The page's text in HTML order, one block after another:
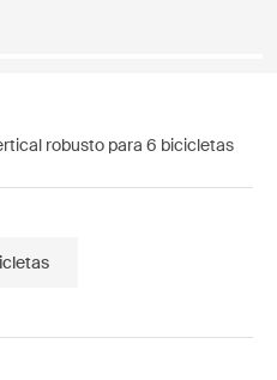
robusto para 6 bicicletas